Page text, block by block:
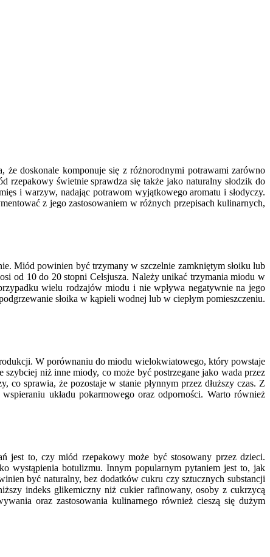
doskonale komponuje się z różnorodnymi potrawami zarówno
świetnie sprawdza się także jako naturalny słodzik do
i warzyw, nadając potrawom wyjątkowego aromatu i słodyczy.
z jego zastosowaniem w różnych przepisach kulinarnych,
Miód powinien być trzymany w szczelnie zamkniętym słoiku lub
od 10 do 20 stopni Celsjusza. Należy unikać trzymania miodu w
wielu rodzajów miodu i nie wpływa negatywnie na jego
słoika w kąpieli wodnej lub w ciepłym pomieszczeniu.
W porównaniu do miodu wielokwiatowego, który powstaje
niż inne miody, co może być postrzegane jako wada przez
sprawia, że pozostaje w stanie płynnym przez dłuższy czas. Z
układu pokarmowego oraz odporności. Warto również
jest to, czy miód rzepakowy może być stosowany przez dzieci.
wystąpienia botulizmu. Innym popularnym pytaniem jest to, jak
być naturalny, bez dodatków cukru czy sztucznych substancji
indeks glikemiczny niż cukier rafinowany, osoby z cukrzycą
oraz zastosowania kulinarnego również cieszą się dużym